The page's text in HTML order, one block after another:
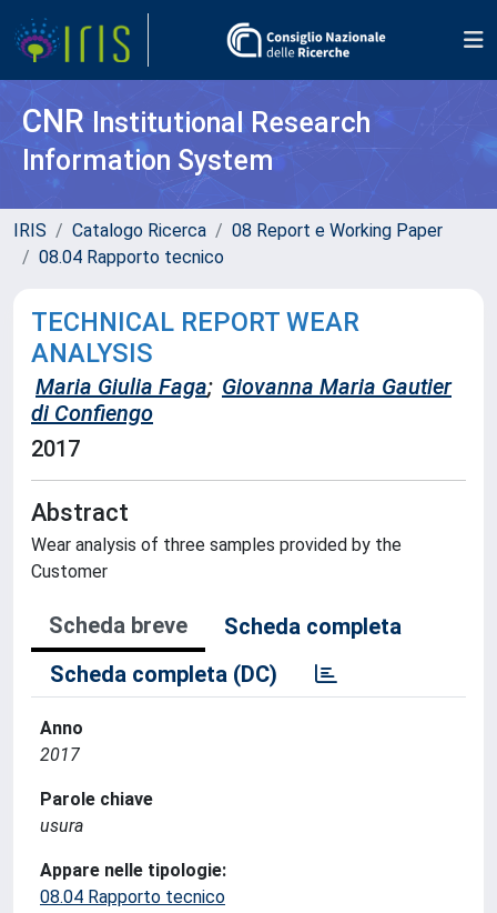
CNR Institutional Research
Information System
IRIS Catalogo Ricerca
08 Report e Working Paper
08.04 Rapporto tecnico
TECHNICAL REPORT WEAR
ANALYSIS
Maria Giulia Faga; Giovanna Maria Gautier
di Confiengo
2017
Abstract
Wear analysis of three samples provided by the
Customer
Scheda breve
Scheda completa
Scheda completa (DC)
Anno
2017
Parole chiave
usura
Appare nelle tipologie:
08.04 Rapporto tecnico